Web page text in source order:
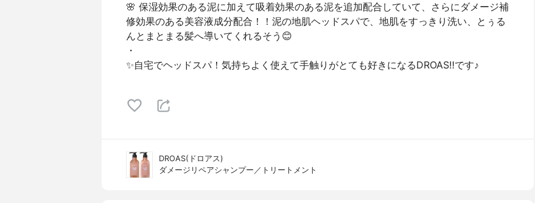
🌸 保湿効果のある泥に加えて吸着効果のある泥を追加配合していて、さらにダメージ補
修効果のある美容液成分配合！！泥の地肌ヘッドスパで、地肌をすっきり洗い、とぅる
んとまとまる髪へ導いてくれるそう😊
・
✨自宅でヘッドスパ！気持ちよく使えて手触りがとても好きになるDROAS‼️です♪
DROAS(ドロアス)
ダメージリペアシャンプー／トリートメント